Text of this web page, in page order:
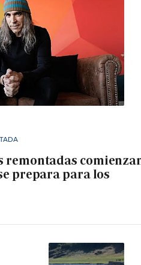
remontadas
prepara para los